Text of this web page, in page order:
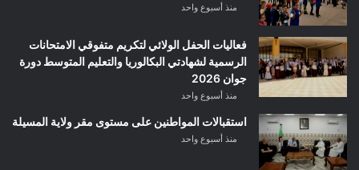
منذ أسبوع واحد
فعاليات الحفل الولائي لتكريم متفوقي الامتحانات
الرسمية لشهادتي البكالوريا والتعليم المتوسط دورة
جوان 2026
منذ أسبوع واحد
استقبالات المواطنين على مستوى مقر ولاية المسيلة
منذ أسبوع واحد